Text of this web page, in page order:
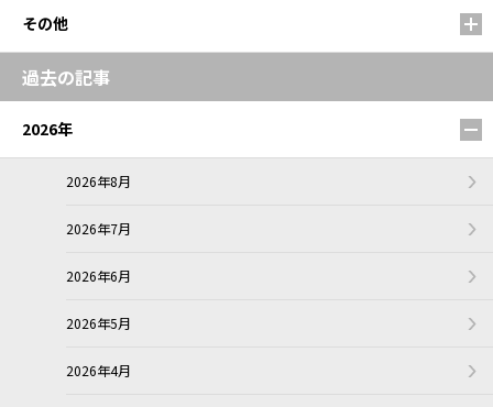
その他
過去の記事
2026年
2026年8月
2026年7月
2026年6月
2026年5月
2026年4月